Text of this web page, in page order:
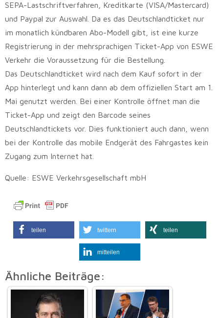
SEPA-Lastschriftverfahren, Kreditkarte (VISA/Mastercard)
und Paypal zur Auswahl. Da es das Deutschlandticket nur
im monatlich kündbaren Abo-Modell gibt, ist eine kurze
Registrierung in der mehrsprachigen Ticket-App von ESWE
Verkehr die Voraussetzung für die Bestellung.
Das Deutschlandticket wird nach dem Kauf sofort in der
App hinterlegt und kann dann ab dem offiziellen Start am 1.
Mai genutzt werden. Bei einer Kontrolle öffnet man die
Ticket-App und zeigt den Barcode seines
Deutschlandtickets vor. Dies funktioniert auch dann, wenn
bei der Kontrolle das mobile Endgerät des Fahrgastes kein
Zugang zum Internet hat.
Quelle: ESWE Verkehrsgesellschaft mbH
teilen twittern teilen
mitteilen
Ähnliche Beiträge: